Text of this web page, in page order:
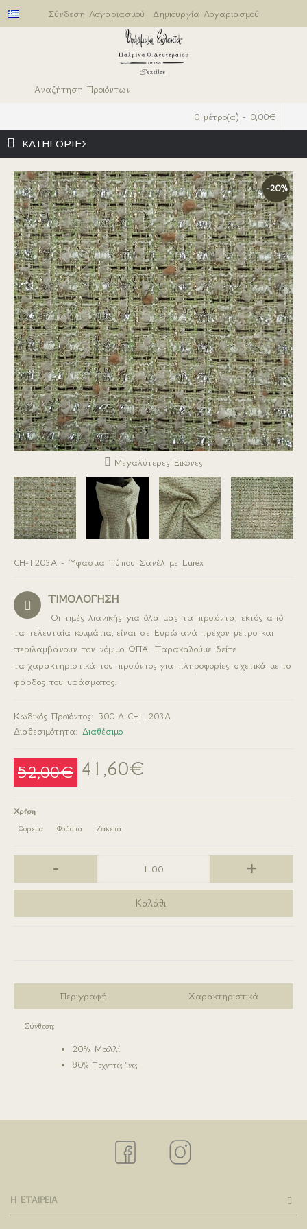
Σύνδεση Λογαριασμού Δημιουργία Λογαριασμού
0 μέτρο(α) - 0,00€
ΚΑΤΗΓΟΡΙΕΣ
-20%
Μεγαλύτερες Εικόνες
CH-1203A - Ύφασμα Τύπου Σανέλ με Lurex
ΤΙΜΟΛΟΓΗΣΗ
Οι τιμές λιανικής για όλα μας τα προιόντα, εκτός από
τα τελευταία κομμάτια, είναι σε Ευρώ ανά τρέχον μέτρο και
περιλαμβάνουν τον νόμιμο ΦΠΑ. Παρακαλούμε δείτε
τα χαρακτηριστικά του προιόντος για πληροφορίες σχετικά με το
φάρδος του υφάσματος.
Κωδικός Προϊόντος: 500-A-CH-1203A
Διαθεσιμότητα: Διαθέσιμο
52,00€ 41,60€
Χρήση
Φόρεμα
Φούστα Ζακέτα
- +
Καλάθι
Περιγραφή Χαρακτηριστικά
Σύνθεση:
20% Μαλλί
80% Τεχνητές Ίνες
Η ΕΤΑΙΡΕΙΑ